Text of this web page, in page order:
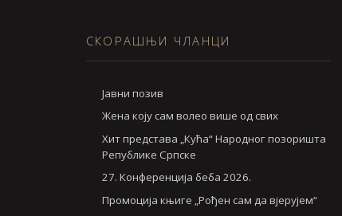
СКОРАШЊИ ЧЛАНЦИ
Jавни позив
Жена коју сам волео више од свих
Хит представа „Кућа“ Народног позоришта
Републике Српске
27. Конференција беба 2026.
Промоција књиге „Рођен сам да вјерујем“